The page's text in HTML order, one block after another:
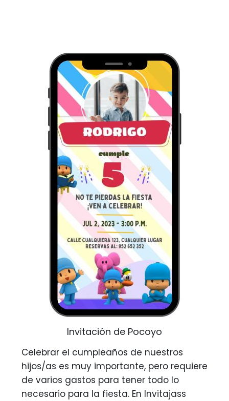
Invitación de Pocoyo
Celebrar el cumpleaños de nuestros
hijos/as es muy importante, pero requiere
de varios gastos para tener todo lo
necesario para la fiesta. En Invitajass